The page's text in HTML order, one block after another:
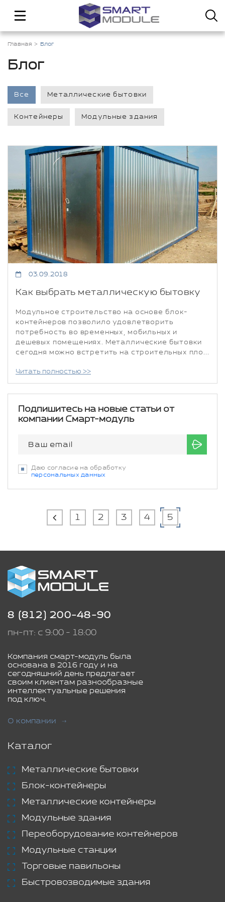
Главная Блог
Блог
Все Металлические бытовки
Контейнеры Модульные здания
03.09.2018
Как выбрать металлическую бытовку
Модульное строительство на основе блок-
контейнеров позволило удовлетворить
потребность во временных, мобильных и
дешевых помещениях. Металлические бытовки
сегодня можно встретить на строительных пло...
Читать полностью >>
Подпишитесь на новые статьи от
компании Смарт-модуль
Даю согласие на обработку
персональных данных
1 2 3 4 5
8 (812) 200-48-90
пн-пт: с 9:00 - 18:00
Компания смарт-модуль была
основана в 2016 году и на
сегодняшний день предлагает
своим клиентам разнообразные
интеллектуальные решения
под ключ.
О компании
Каталог
Металлические бытовки
Блок-контейнеры
Металлические контейнеры
Модульные здания
Переоборудование контейнеров
Модульные станции
Торговые павильоны
Быстровозводимые здания